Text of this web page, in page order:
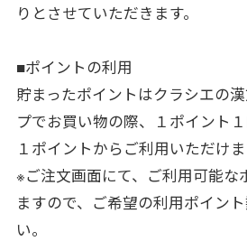
りとさせていただきます。
■ポイントの利用
貯まったポイントはクラシエの
プでお買い物の際、１ポイント１
１ポイントからご利用いただけま
※ご注文画面にて、ご利用可能な
ますので、ご希望の利用ポイン
い。